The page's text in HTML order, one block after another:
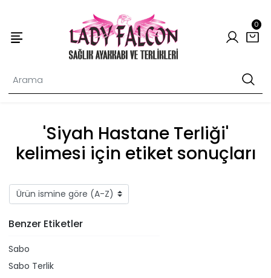
0
'Siyah Hastane Terliği'
kelimesi için etiket sonuçları
Benzer Etiketler
Sabo
Sabo Terlik